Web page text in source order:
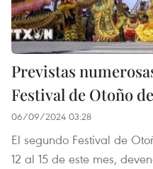
Previstas
Festival de Otoño
06/09/2024 03:28
El segundo Festival de
12 al 15 de este mes,